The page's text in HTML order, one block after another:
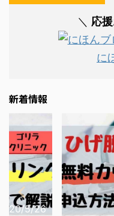
＼ 応
に
新着情報
26